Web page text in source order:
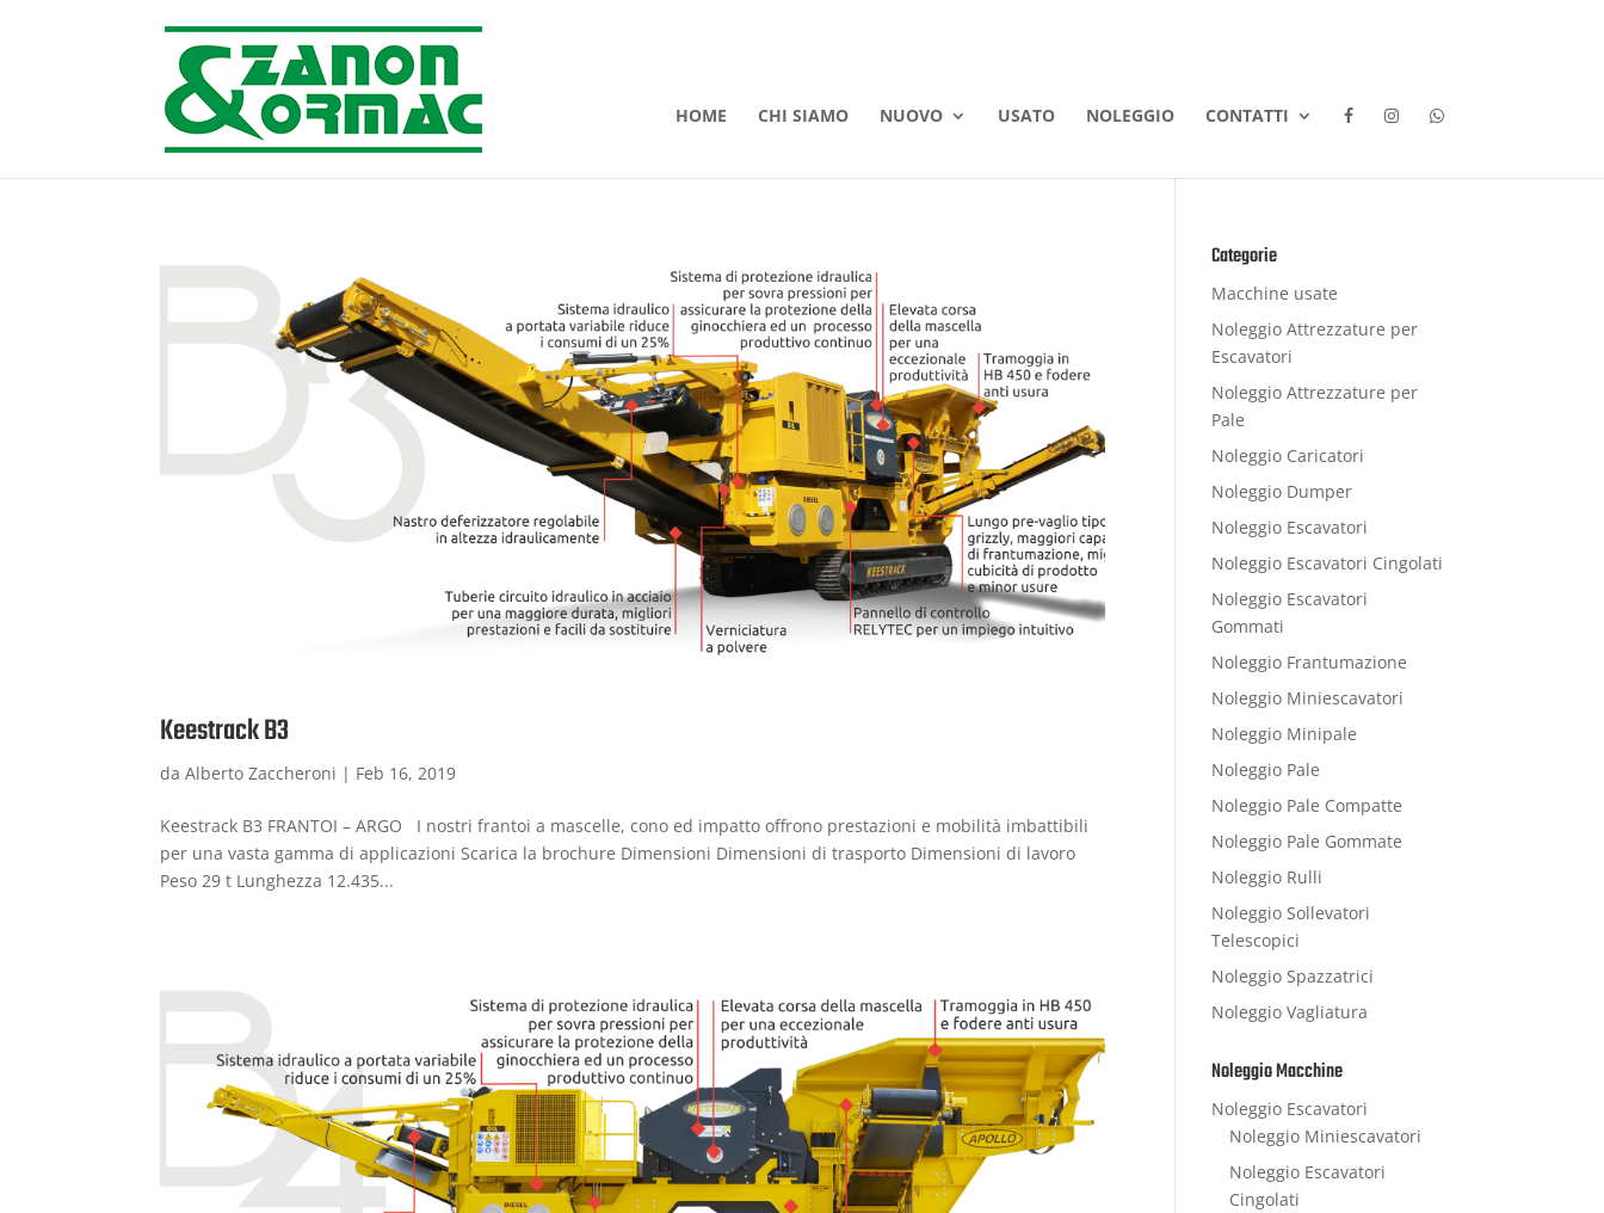
HOME CHI SIAMO NUOVO USATO NOLEGGIO CONTATTI
Keestrack B3
daAlberto Zaccheroni | Feb 16, 2019
Keestrack B3 FRANTOI – ARGO I nostri frantoi a mascelle, cono ed impatto offrono prestazioni e mobilità imbattibili
per una vasta gamma di applicazioni Scarica la brochure Dimensioni Dimensioni di trasporto Dimensioni di lavoro
Peso 29 t Lunghezza 12.435...
Categorie
Macchine usate
Noleggio Attrezzature per
Escavatori
Noleggio Attrezzature per
Pale
Noleggio Caricatori
Noleggio Dumper
Noleggio Escavatori
Noleggio Escavatori Cingolati
Noleggio Escavatori
Gommati
Noleggio Frantumazione
Noleggio Miniescavatori
Noleggio Minipale
Noleggio Pale
Noleggio Pale Compatte
Noleggio Pale Gommate
Noleggio Rulli
Noleggio Sollevatori
Telescopici
Noleggio Spazzatrici
Noleggio Vagliatura
Noleggio Macchine
Noleggio Escavatori
Noleggio Miniescavatori
Noleggio Escavatori
Cingolati